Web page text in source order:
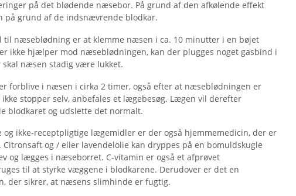
på det blødende næsebor. På grund af den afkølende effekt
på grund af de indsnævrende blodkar.
til næseblødning er at klemme næsen i ca. 10 minutter i en bøjet
ikke hjælper mod næseblødningen, kan der plugges noget gasbind i
næsen stadig være lukket.
forblive i næsen i cirka 2 timer, også efter at næseblødningen er
stopper selv, anbefales et lægebesøg. Lægen vil derefter
blodkaret og udslette det normalt.
og ikke-receptpligtige lægemidler er der også hjemmemedicin, der er
og / eller lavendelolie kan dryppes på en bomuldskugle
og lægges i næseborret. C-vitamin er også et afprøvet
til at styrke væggene i blodkarene. Derudover er det en
der sikrer, at næsens slimhinde er fugtig.